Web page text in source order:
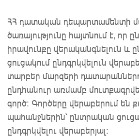
ՀՀ դատական դեպարտամենտի
ծառայությունը հայտնում է, որ
իրավունքը վերականգնելուն և
ցուցակում ընդգրկվելուն
տարբեր մարզերի
ընդհանուր առմամբ
գործ։ Գործերը վերաբերում են
պահանջներին՝ ընտրական
ընդգրկվելու վերաբերյալ։